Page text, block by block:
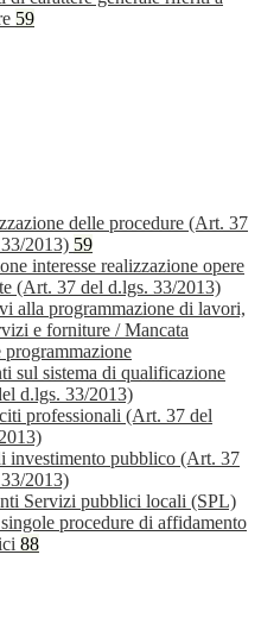
59
delle procedure (Art. 37
2013) 59
interesse realizzazione opere
(Art. 37 del d.lgs. 33/2013)
alla programmazione di lavori,
e forniture / Mancata
programmazione
sul sistema di qualificazione
d.lgs. 33/2013)
professionali (Art. 37 del
investimento pubblico (Art. 37
2013)
Servizi pubblici locali (SPL)
procedure di affidamento
88